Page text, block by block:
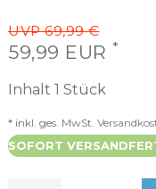
UVP 69,99 €
59,99 EUR *
Inhalt 1 Stück
* inkl. ges. MwSt.
SOFORT